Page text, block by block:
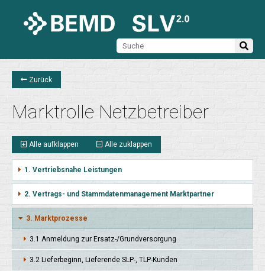
Zurück
Marktrolle Netzbetreiber
Alle aufklappen Alle zuklappen
1. Vertriebsnahe Leistungen
2. Vertrags- und Stammdatenmanagement Marktpartner
3. Marktprozesse
3.1 Anmel­dung zur Ersatz-/Grund­versor­gung
3.2 Liefer­beginn, Liefer­ende SLP-, TLP-Kun­den